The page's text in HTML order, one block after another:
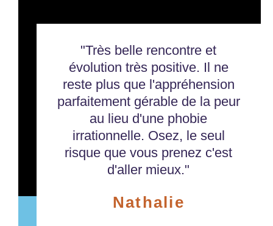
"Très belle rencontre et
évolution très positive. Il ne
reste plus que l'appréhension
parfaitement gérable de la peur
au lieu d'une phobie
irrationnelle. Osez, le seul
risque que vous prenez c'est
d'aller mieux."
Nathalie